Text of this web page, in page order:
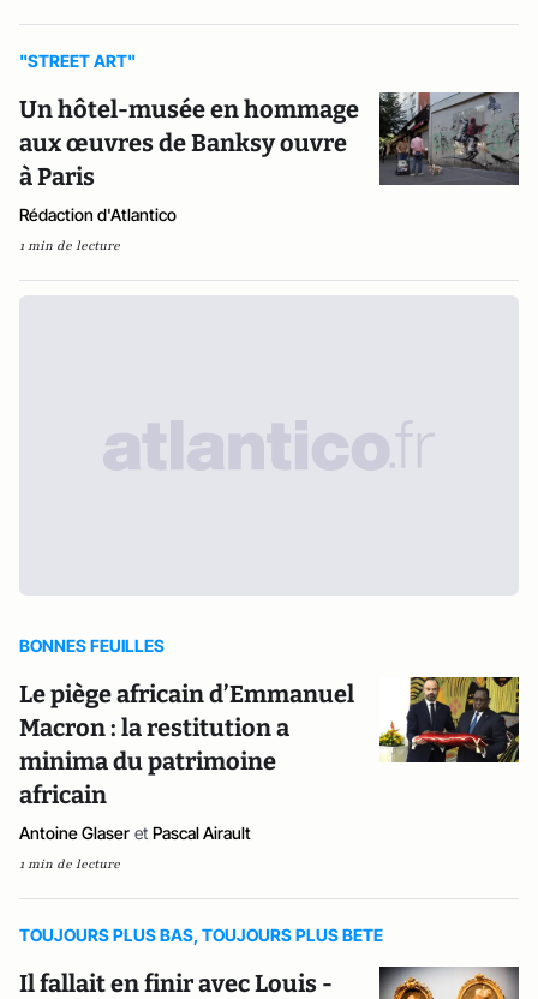
"STREET ART"
Un hôtel-musée en hommage
aux œuvres de Banksy ouvre
à Paris
Rédaction d'Atlantico
1 min de lecture
BONNES FEUILLES
Le piège africain d’Emmanuel
Macron : la restitution a
minima du patrimoine
africain
Antoine Glaser et Pascal Airault
1 min de lecture
TOUJOURS PLUS BAS, TOUJOURS PLUS BETE
Il fallait en finir avec Louis -